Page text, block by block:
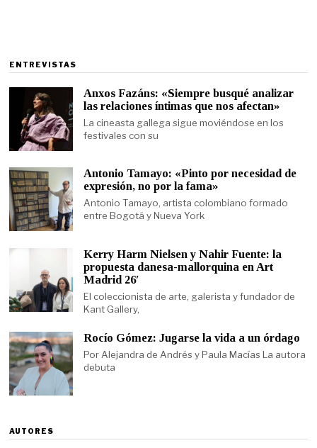
ENTREVISTAS
Anxos Fazáns: «Siempre busqué analizar
las relaciones íntimas que nos afectan»
La cineasta gallega sigue moviéndose en los
festivales con su
Antonio Tamayo: «Pinto por necesidad de
expresión, no por la fama»
Antonio Tamayo, artista colombiano formado
entre Bogotá y Nueva York
Kerry Harm Nielsen y Nahir Fuente: la
propuesta danesa-mallorquina en Art
Madrid 26′
El coleccionista de arte, galerista y fundador de
Kant Gallery,
Rocío Gómez: Jugarse la vida a un órdago
Por Alejandra de Andrés y Paula Macías La autora
debuta
AUTORES